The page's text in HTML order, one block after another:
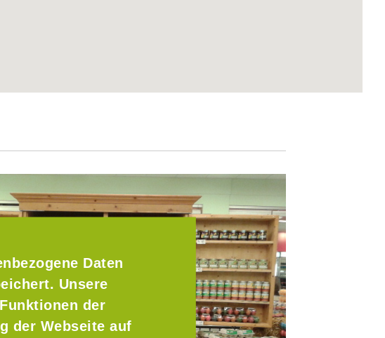
Daten
Unsere
der
der Webseite auf